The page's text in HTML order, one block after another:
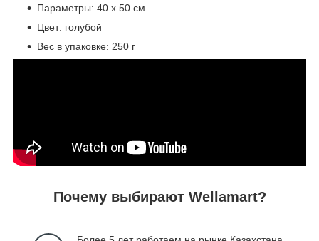
Параметры: 40 х 50 см
Цвет: голубой
Вес в упаковке: 250 г
Почему выбирают Wellamart?